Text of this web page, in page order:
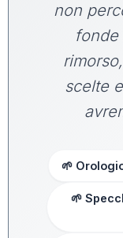
non
fonde
scelte
🌱
🌱